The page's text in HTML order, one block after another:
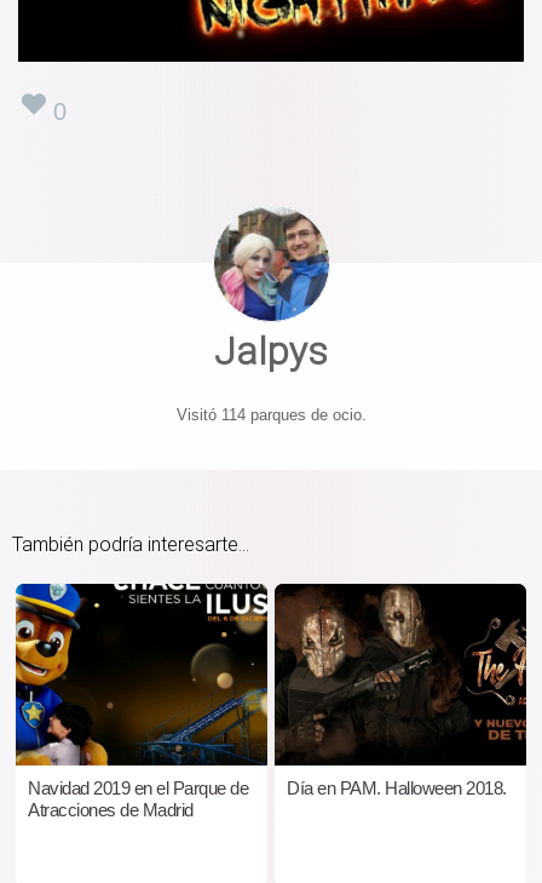
0
Jalpys
Visitó 114 parques de ocio.
También podría interesarte...
Navidad 2019 en el Parque de
Atracciones de Madrid
Día en PAM. Halloween 2018.